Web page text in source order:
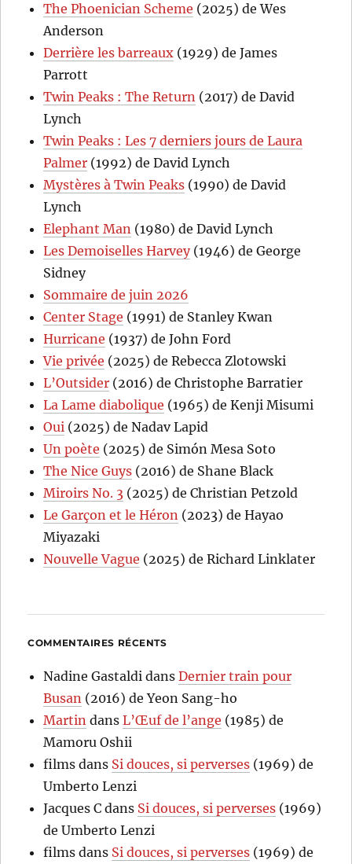
The Phoenician Scheme (2025) de Wes
Anderson
Derrière les barreaux (1929) de James
Parrott
Twin Peaks : The Return (2017) de David
Lynch
Twin Peaks : Les 7 derniers jours de Laura
Palmer (1992) de David Lynch
Mystères à Twin Peaks (1990) de David
Lynch
Elephant Man (1980) de David Lynch
Les Demoiselles Harvey(1946) de George
Sidney
Sommaire de juin 2026
Center Stage (1991) de Stanley Kwan
Hurricane (1937) de John Ford
Vie privée (2025) de Rebecca Zlotowski
L’Outsider (2016) de Christophe Barratier
La Lame diabolique (1965) de Kenji Misumi
Oui (2025) de Nadav Lapid
Un poète (2025) de Simón Mesa Soto
The Nice Guys (2016) de Shane Black
Miroirs No. 3 (2025) de Christian Petzold
Le Garçon et le Héron (2023) de Hayao
Miyazaki
Nouvelle Vague (2025) de Richard Linklater
COMMENTAIRES RÉCENTS
Nadine Gastaldi dansDernier train pour
Busan (2016) de Yeon Sang-ho
Martin dansL’Œuf de l’ange (1985) de
Mamoru Oshii
films dans Si douces, si perverses (1969) de
Umberto Lenzi
Jacques C dans Si douces, si perverses (1969)
de Umberto Lenzi
films dans Si douces, si perverses (1969) de